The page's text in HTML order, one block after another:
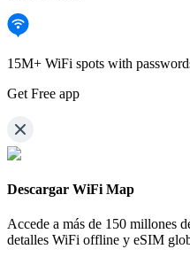
15M+ WiFi spots with
Get Free app
Descargar WiFi Map
Accede a más de 150 millones
detalles WiFi offline y eSIM